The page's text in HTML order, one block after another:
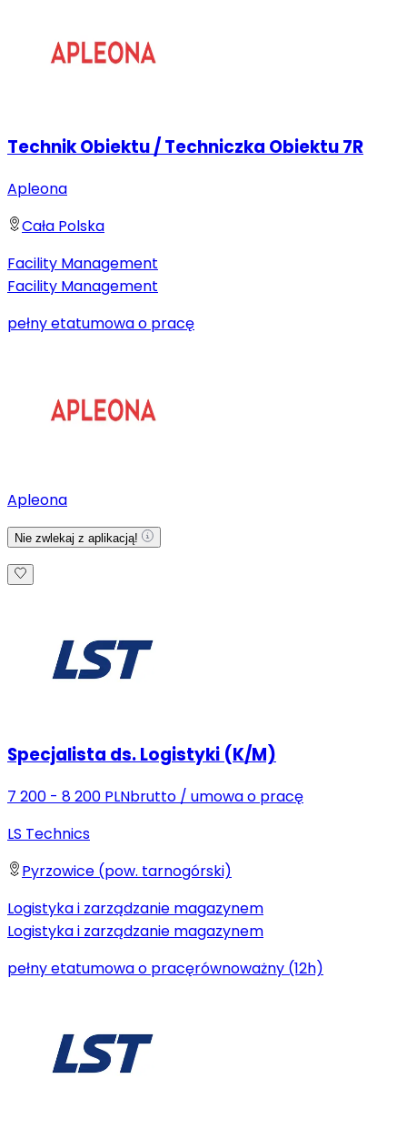
Technik Obiektu / Techniczka Obiektu 7R
Apleona
Cała Polska
Facility Management
Facility Management
pełny etatumowa o pracę
Apleona
Nie zwlekaj z aplikacją!
Specjalista ds. Logistyki (K/M)
7 200 - 8 200 PLNbrutto / umowa o pracę
LS Technics
Pyrzowice (pow. tarnogórski)
Logistyka i zarządzanie magazynem
Logistyka i zarządzanie magazynem
pełny etatumowa o pracęrównoważny (12h)